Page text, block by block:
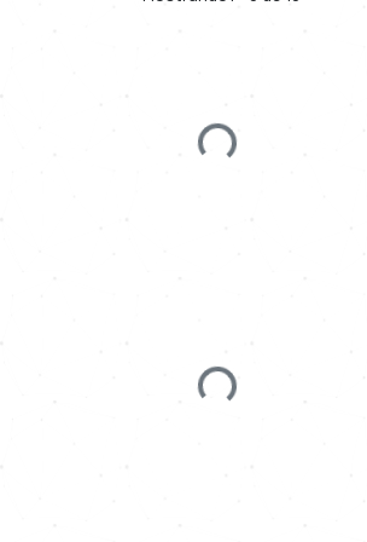
Cargando...
Cargando...